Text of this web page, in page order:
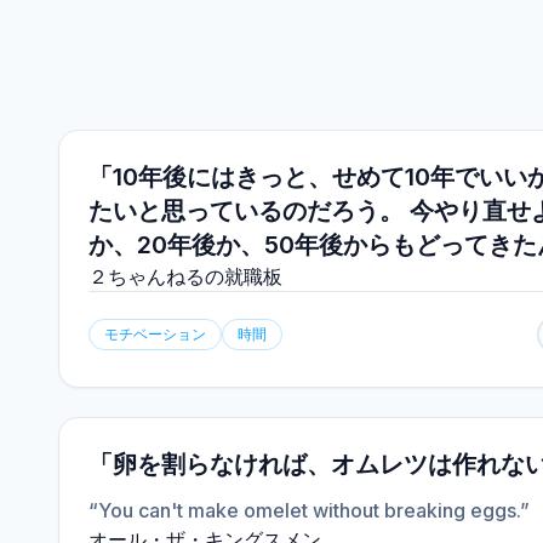
「10年後にはきっと、せめて10年でい
たいと思っているのだろう。 今やり直せ
か、20年後か、50年後からもどってき
２ちゃんねるの就職板
モチベーション 時間
「卵を割らなければ、オムレツは作れな
“You can't make omelet without breaking eggs.”